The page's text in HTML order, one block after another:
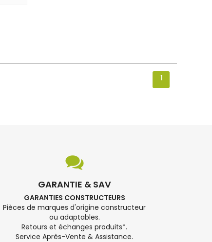
1
GARANTIE & SAV
GARANTIES CONSTRUCTEURS
Pièces de marques d'origine constructeur
ou adaptables.
Retours et échanges produits*.
Service Après-Vente & Assistance.